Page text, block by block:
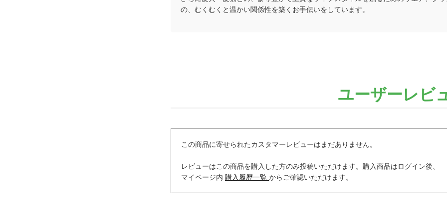
の、むくむくと温かい関係性を築くお手伝いをしています。
ユーザーレビ
この商品に寄せられたカスタマーレビューはまだありません。
レビューはこの商品を購入した方のみ投稿いただけます。購入商品はログイン後、
マイページ内 購入履歴一覧 からご確認いただけます。